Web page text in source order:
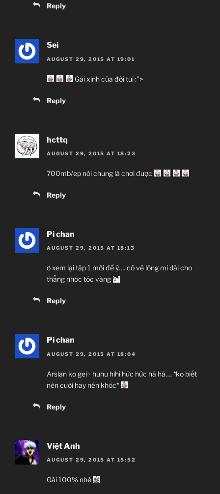
Nakir, Azrael, Sorush: Các thiên thần trong thần thoại
Reply
Sei
AUGUST 29, 2015 AT 19:01
Gái xinh của đời tui :”>
Reply
hcttq
AUGUST 29, 2015 AT 18:23
700mb/ep nói chung là chơi được
Reply
Pi chan
AUGUST 29, 2015 AT 18:13
ơ xem lại tập 1 mới để ý…. có vẽ lông mi dài cho
thằng nhóc tóc vàng
Reply
Pi chan
AUGUST 29, 2015 AT 18:04
Arslan ko gei~ huhu hihi hức hức há há…. *ko biết
nên cười hay nên khóc*
Reply
Việt Anh
AUGUST 29, 2015 AT 15:52
Gái 100% nhé